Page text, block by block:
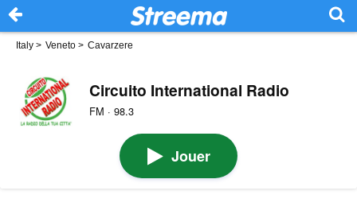
Italy > Veneto > Cavarzere
Circuito International Radio
FM · 98.3
Jouer